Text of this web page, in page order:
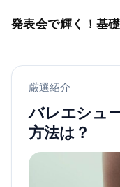
厳選紹介
バレエシュ
方法は？